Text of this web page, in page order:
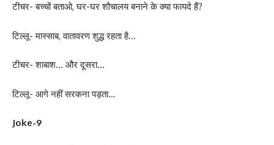
टीचर- बच्चों बताओ, घर-घर शौचालय बनाने के क्या फायदे हैं?
टिल्लू- मास्साब, वातावरण शुद्ध रहता है…
टीचर- शाबाश… और दूसरा…
टिल्लू- आगे नहीं सरकना पड़ता…
Joke-9